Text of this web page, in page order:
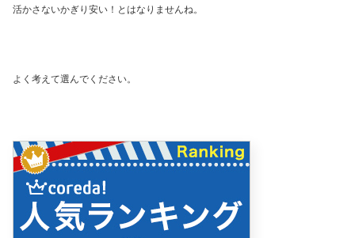
活かさないかぎり安い！とはなりませんね。
よく考えて選んでください。